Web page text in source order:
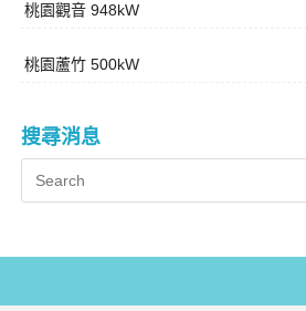
桃園觀音 948kW
桃園蘆竹 500kW
搜尋消息